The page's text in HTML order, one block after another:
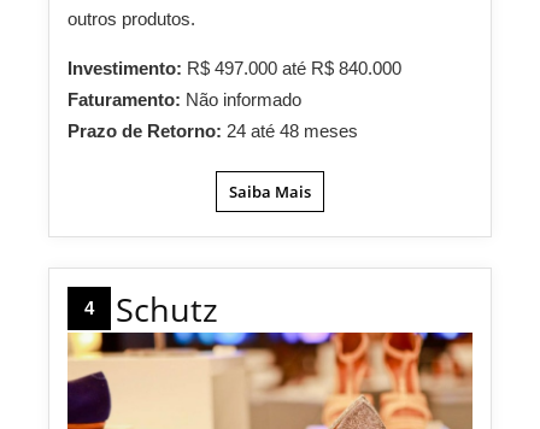
outros produtos.
Investimento: R$ 497.000 até R$ 840.000
Faturamento: Não informado
Prazo de Retorno: 24 até 48 meses
Saiba Mais
4 Schutz